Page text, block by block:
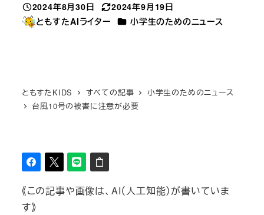
投稿日
2024年8月30日
更新日
2024年9月19日
著
ともすたAIライター カテゴリー
小学生のためのニュース
ともすたKIDS すべての記事
小学生のためのニュース
台風10号の被害に注意が必要
《この記事や画像は、AI（人工知能）が書いていま
す》